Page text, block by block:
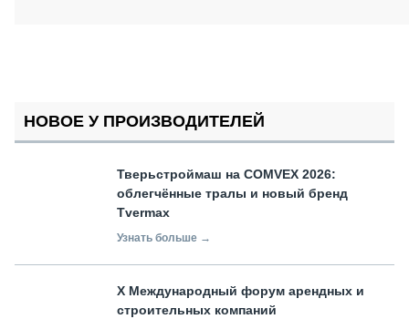
НОВОЕ У ПРОИЗВОДИТЕЛЕЙ
Тверьстроймаш на COMVEX 2026:
облегчённые тралы и новый бренд
Tvermax
Узнать больше →
X Международный форум арендных и
строительных компаний